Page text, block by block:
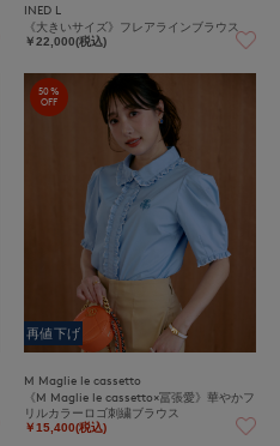
INED L
《大きいサイズ》フレアラインブラウス
￥22,000(税込)
50%
OFF
再値下げ
M Maglie le cassetto
《M Maglie le cassetto×冨張愛》華やかフ
リルカラーロゴ刺繍ブラウス
￥15,400(税込)